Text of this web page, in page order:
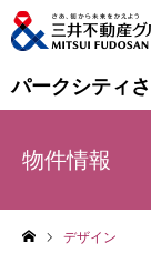
パークシティ
物件情報
デザイン